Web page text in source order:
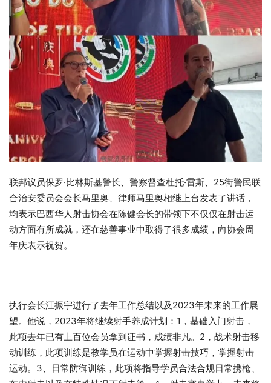
联邦议员保罗·比林斯基警长、警察督查杜托·雷斯、25街警民联
合治安委员会会长马里奥、律师马里奥相继上台发表了讲话，
均表示巴西华人射击协会在陈健会长的带领下不仅仅在射击运
动方面有所成就，还在慈善事业中取得了很多成绩，向协会周
年庆表示祝贺。
执行会长汪振宇进行了去年工作总结以及2023年未来的工作展
望。他说，2023年将继续射手养成计划：1，基础入门射击，
此项去年已有上百位会员拿到证书，成绩非凡。2，战术射击移
动训练，此项训练是教学员在运动中掌握射击技巧，掌握射击
运动。3、日常防御训练，此项将指导学员合法合规日常携枪、